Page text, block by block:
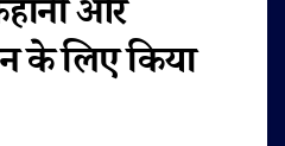
और
के लिए किया